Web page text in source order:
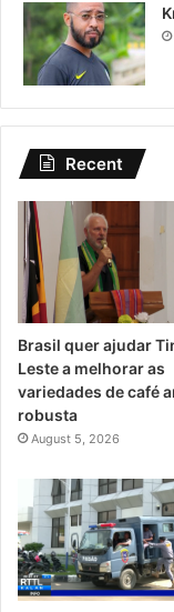
Recent
Brasil quer ajudar
Leste a melhorar as
variedades de café
robusta
August 5, 2026